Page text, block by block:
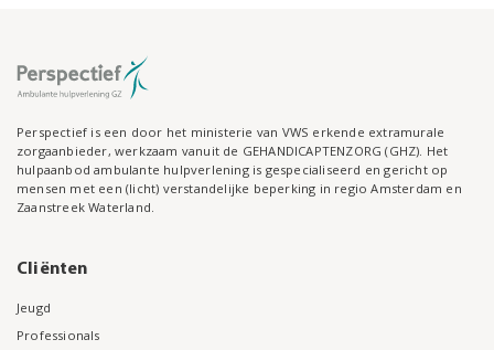
Perspectief is een door het ministerie van VWS erkende extramurale
zorgaanbieder, werkzaam vanuit de GEHANDICAPTENZORG (GHZ). Het
hulpaanbod ambulante hulpverlening is gespecialiseerd en gericht op
mensen met een (licht) verstandelijke beperking in regio Amsterdam en
Zaanstreek Waterland.
Cliënten
Jeugd
Professionals